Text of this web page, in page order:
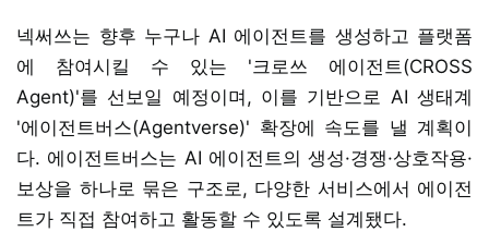
넥써쓰는 향후 누구나 AI 에이전트를 생성하고 플랫폼
에 참여시킬 수 있는 '크로쓰 에이전트(CROSS
Agent)'를 선보일 예정이며, 이를 기반으로 AI 생태계
'에이전트버스(Agentverse)' 확장에 속도를 낼 계획이
다. 에이전트버스는 AI 에이전트의 생성·경쟁·상호작용·
보상을 하나로 묶은 구조로, 다양한 서비스에서 에이전
트가 직접 참여하고 활동할 수 있도록 설계됐다.